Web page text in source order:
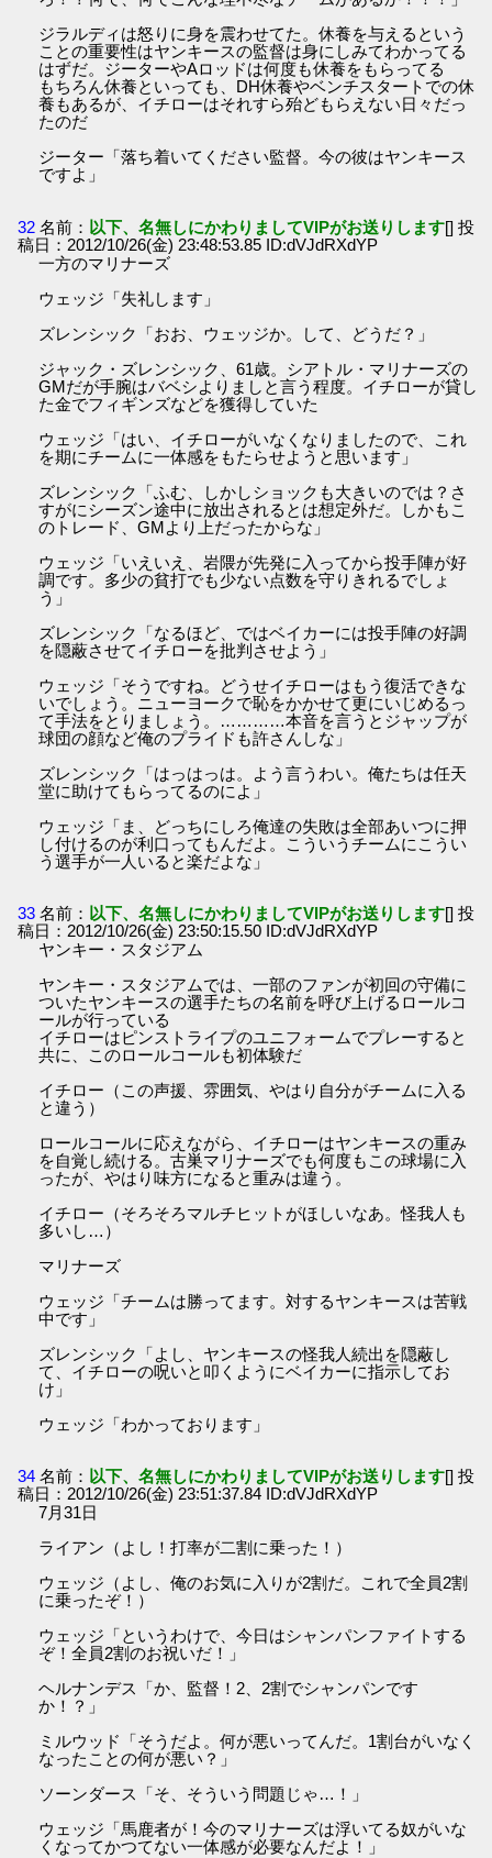
ジラルディは怒りに身を震わせてた。休養を与えるという
ことの重要性はヤンキースの監督は身にしみてわかってる
はずだ。ジーターやAロッドは何度も休養をもらってる
もちろん休養といっても、DH休養やベンチスタートでの休
養もあるが、イチローはそれすら殆どもらえない日々だっ
たのだ
ジーター「落ち着いてください監督。今の彼はヤンキース
ですよ」
32 名前： 以下、名無しにかわりましてVIPがお送りします[] 投
稿日：2012/10/26(金) 23:48:53.85 ID:dVJdRXdYP
一方のマリナーズ
ウェッジ「失礼します」
ズレンシック「おお、ウェッジか。して、どうだ？」
ジャック・ズレンシック、61歳。シアトル・マリナーズの
GMだが手腕はバベシよりましと言う程度。イチローが貸し
た金でフィギンズなどを獲得していた
ウェッジ「はい、イチローがいなくなりましたので、これ
を期にチームに一体感をもたらせようと思います」
ズレンシック「ふむ、しかしショックも大きいのでは？さ
すがにシーズン途中に放出されるとは想定外だ。しかもこ
のトレード、GMより上だったからな」
ウェッジ「いえいえ、岩隈が先発に入ってから投手陣が好
調です。多少の貧打でも少ない点数を守りきれるでしょ
う」
ズレンシック「なるほど、ではベイカーには投手陣の好調
を隠蔽させてイチローを批判させよう」
ウェッジ「そうですね。どうせイチローはもう復活できな
いでしょう。ニューヨークで恥をかかせて更にいじめるっ
て手法をとりましょう。…………本音を言うとジャップが
球団の顔など俺のプライドも許さんしな」
ズレンシック「はっはっは。よう言うわい。俺たちは任天
堂に助けてもらってるのによ」
ウェッジ「ま、どっちにしろ俺達の失敗は全部あいつに押
し付けるのが利口ってもんだよ。こういうチームにこうい
う選手が一人いると楽だよな」
33 名前： 以下、名無しにかわりましてVIPがお送りします[] 投
稿日：2012/10/26(金) 23:50:15.50 ID:dVJdRXdYP
ヤンキー・スタジアム
ヤンキー・スタジアムでは、一部のファンが初回の守備に
ついたヤンキースの選手たちの名前を呼び上げるロールコ
ールが行っている
イチローはピンストライプのユニフォームでプレーすると
共に、このロールコールも初体験だ
イチロー（この声援、雰囲気、やはり自分がチームに入る
と違う）
ロールコールに応えながら、イチローはヤンキースの重み
を自覚し続ける。古巣マリナーズでも何度もこの球場に入
ったが、やはり味方になると重みは違う。
イチロー（そろそろマルチヒットがほしいなあ。怪我人も
多いし…）
マリナーズ
ウェッジ「チームは勝ってます。対するヤンキースは苦戦
中です」
ズレンシック「よし、ヤンキースの怪我人続出を隠蔽し
て、イチローの呪いと叩くようにベイカーに指示してお
け」
ウェッジ「わかっております」
34 名前： 以下、名無しにかわりましてVIPがお送りします[] 投
稿日：2012/10/26(金) 23:51:37.84 ID:dVJdRXdYP
7月31日
ライアン（よし！打率が二割に乗った！）
ウェッジ（よし、俺のお気に入りが2割だ。これで全員2割
に乗ったぞ！）
ウェッジ「というわけで、今日はシャンパンファイトする
ぞ！全員2割のお祝いだ！」
ヘルナンデス「か、監督！2、2割でシャンパンです
か！？」
ミルウッド「そうだよ。何が悪いってんだ。1割台がいなく
なったことの何が悪い？」
ソーンダース「そ、そういう問題じゃ…！」
ウェッジ「馬鹿者が！今のマリナーズは浮いてる奴がいな
くなってかつてない一体感が必要なんだよ！」